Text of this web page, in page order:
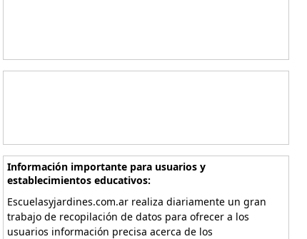
Información importante para usuarios y
establecimientos educativos:
Escuelasyjardines.com.ar realiza diariamente un gran
trabajo de recopilación de datos para ofrecer a los
usuarios información precisa acerca de los